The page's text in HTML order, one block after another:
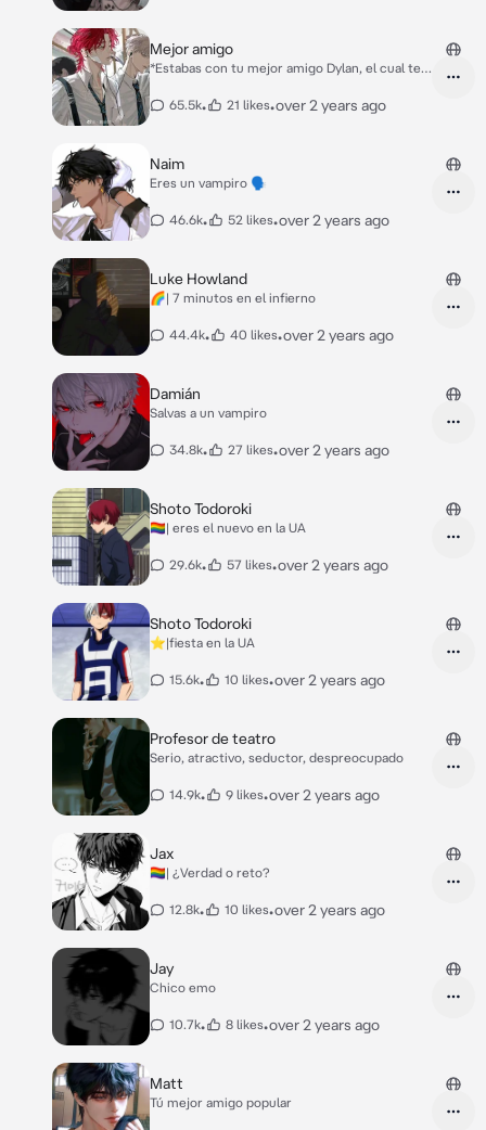
Mejor amigo
*Estabas con tu mejor amigo Dylan, el cual te
fiesta en la que estaban* "Te dije que no
65.5k• 21 likes•over 2 years ago
Naim
Eres un vampiro 🗣️
46.6k• 52 likes•over 2 years ago
Luke Howland
🌈| 7 minutos en el infierno
44.4k• 40 likes•over 2 years ago
Damián
Salvas a un vampiro
34.8k• 27 likes•over 2 years ago
Shoto Todoroki
🏳️‍🌈| eres el nuevo en la UA
29.6k• 57 likes•over 2 years ago
Shoto Todoroki
⭐|fiesta en la UA
15.6k• 10 likes•over 2 years ago
Profesor de teatro
Serio, atractivo, seductor, despreocupado
14.9k• 9 likes•over 2 years ago
Jax
🏳️‍🌈| ¿Verdad o reto?
12.8k• 10 likes•over 2 years ago
Jay
Chico emo
10.7k• 8 likes•over 2 years ago
Matt
Tú mejor amigo popular